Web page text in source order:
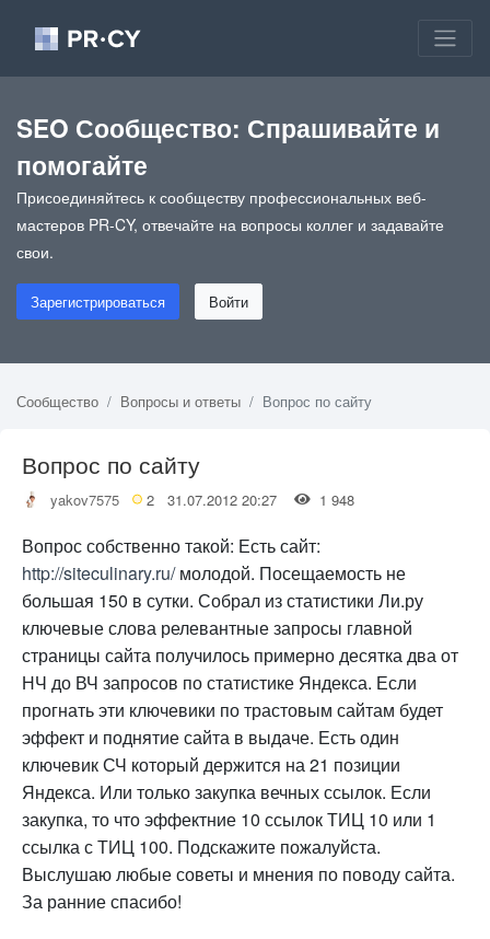
SEO Сообщество: Спрашивайте и
помогайте
Присоединяйтесь к сообществу профессиональных веб-
мастеров PR-CY, отвечайте на вопросы коллег и задавайте
свои.
Зарегистрироваться Войти
Сообщество Вопросы и ответы Вопрос по сайту
Вопрос по сайту
yakov7575 2 31.07.2012 20:27 1 948
Вопрос собственно такой: Есть сайт:
http://siteculinary.ru/молодой. Посещаемость не
большая 150 в сутки. Собрал из статистики Ли.ру
ключевые слова релевантные запросы главной
страницы сайта получилось примерно десятка два от
НЧ до ВЧ запросов по статистике Яндекса. Если
прогнать эти ключевики по трастовым сайтам будет
эффект и поднятие сайта в выдаче. Есть один
ключевик СЧ который держится на 21 позиции
Яндекса. Или только закупка вечных ссылок. Если
закупка, то что эффектние 10 ссылок ТИЦ 10 или 1
ссылка с ТИЦ 100. Подскажите пожалуйста.
Выслушаю любые советы и мнения по поводу сайта.
За ранние спасибо!